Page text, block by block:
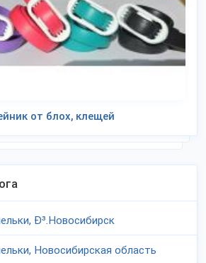
от блох, клещей
Ð³.Новосибирск
Новосибирская область